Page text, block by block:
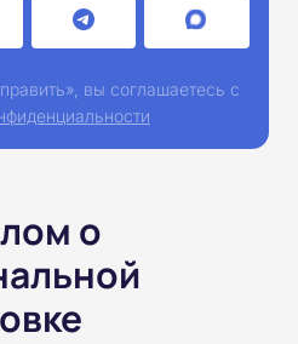
вы соглашаетесь с
о